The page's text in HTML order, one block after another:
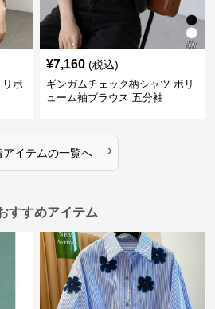
リボ
¥7,160 (税込)
ギンガムチェック柄シャツ ボリ
ューム袖ブラウス 五分袖
アイテムの一覧へ ›
すすめアイテム